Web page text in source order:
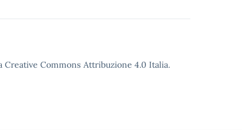
Creative Commons Attribuzione 4.0 Italia.